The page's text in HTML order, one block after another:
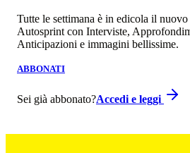
Tutte le settimana è in edicola il
Autosprint con Interviste,
Anticipazioni e immagini bellissime.
ABBONATI
Sei già abbonato?Accedi e leggi